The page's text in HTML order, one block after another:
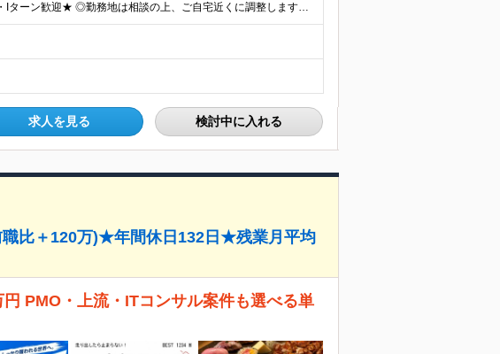
★フルリモート可／転勤なし／U・Iターン歓迎★ ◎勤務地は相談の上、ご自宅近くに調整します！ 【勤務地】 本社、または東京／埼玉／千葉／神奈川／愛知／仙台のクライアント先 ◎完全在宅（フルリモート）
求人を見る 検討中に入れる
比＋120万)★年間休日132日★残業月平均
PMO・上流・ITコンサル案件も選べる単